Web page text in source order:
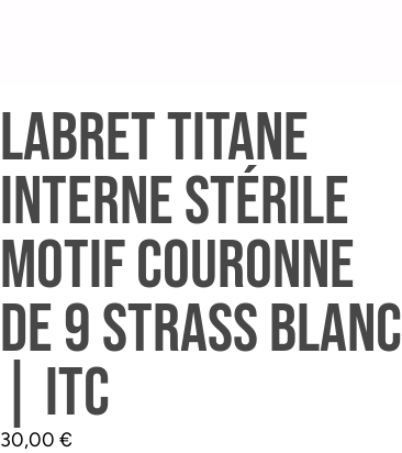
Labret Titane
Interne Stérile
motif Couronne
de 9 Strass Blanc
| Itc
30,00 €